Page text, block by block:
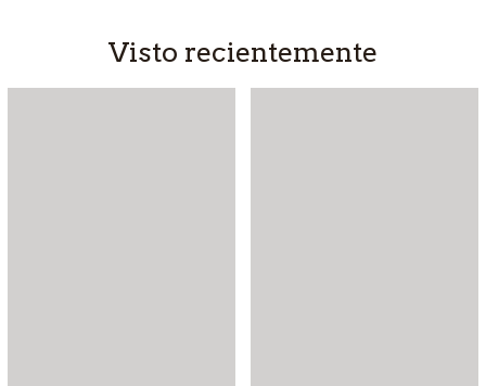
Visto recientemente